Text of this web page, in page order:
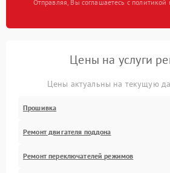
Отправляя, Вы соглашаетесь с
Цены на услуги
Цены актуальны на текущую
Прошивка
Ремонт двигателя поддона
Ремонт переключателей режимов